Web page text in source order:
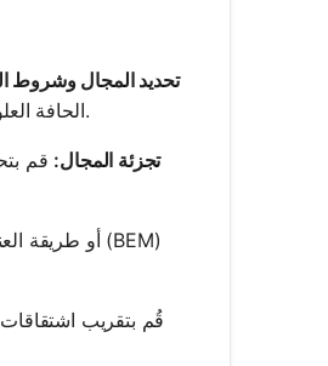
تحديد المجال وشروط
الحافة العلوية عند 100 درجة مئوية والسفلية عند 0 درجة مئوية، تحكم معادلة لابلاس درجة الحرارة داخل الصفيحة.
تجزئة المجال: قم